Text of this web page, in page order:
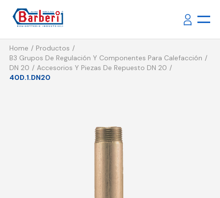
Home
Productos
B3 Grupos De Regulación Y Componentes Para Calefacción
DN 20
Accesorios Y Piezas De Repuesto DN 20
40D.1.DN20